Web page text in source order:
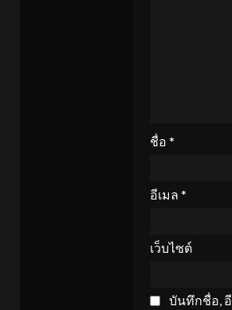
ชื่อ *
อีเมล *
เว็บไซต์
บันทึกชื่อ,